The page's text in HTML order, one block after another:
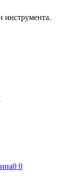
инструмента.
0 0